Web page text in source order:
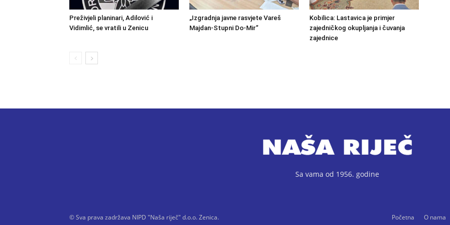
Preživjeli planinari, Adilović i
Vidimlić, se vratili u Zenicu
„Izgradnja javne rasvjete Vareš
Majdan-Stupni Do-Mir“
Kobilica: Lastavica je primjer
zajedničkog okupljanja i čuvanja
zajednice
Sa vama od 1956. godine
Početna O nama
© Sva prava zadržava NIPD "Naša riječ" d.o.o. Zenica.